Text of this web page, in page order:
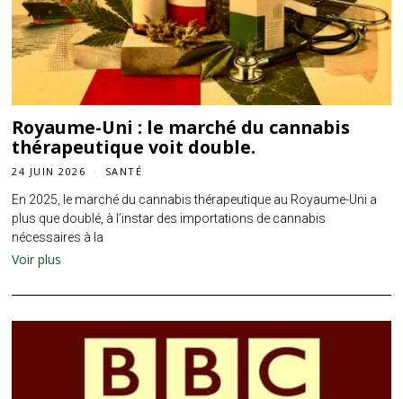
Royaume-Uni : le marché du cannabis
thérapeutique voit double.
24 JUIN 2026 SANTÉ
En 2025, le marché du cannabis thérapeutique au Royaume-Uni a
plus que doublé, à l’instar des importations de cannabis
nécessaires à la
Voir plus